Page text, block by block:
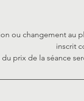
ou changement au
inscrit
du prix de la séance